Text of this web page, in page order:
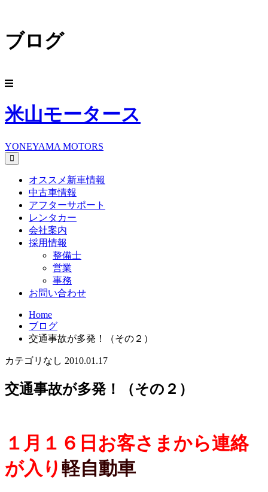
ブログ
米山モータース
YONEYAMA MOTORS
オススメ新車情報
中古車情報
アフターサポート
レンタカー
会社案内
採用情報
整備士
営業
事務
お問い合わせ
Home
ブログ
交通事故が多発！（その２）
カテゴリなし 2010.01.17
交通事故が多発！（その２）
１月１６日お客さまから連絡
が入り 軽自動車